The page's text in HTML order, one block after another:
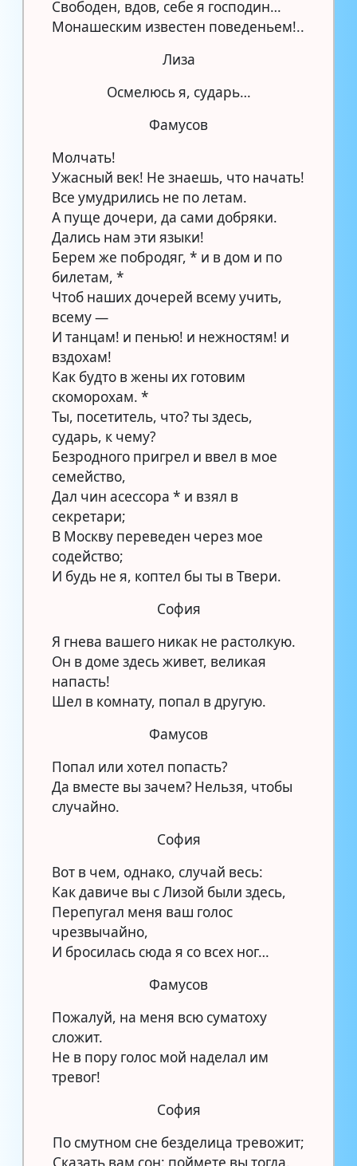
Свободен, вдов, себе я господин…
Монашеским известен поведеньем!..
Лиза
Осмелюсь я, сударь…
Фамусов
Молчать!
Ужасный век! Не знаешь, что начать!
Все умудрились не по летам.
А пуще дочери, да сами добряки.
Дались нам эти языки!
Бepeм же побродяг, * и в дом и по
билетам, *
Чтоб наших дочерей всему учить,
всему —
И танцам! и пенью! и нежностям! и
вздохам!
Как будто в жены их готовим
скоморохам. *
Ты, посетитель, что? ты здесь,
сударь, к чему?
Безродного пригрел и ввел в мое
семейство,
Дал чин асессора * и взял в
секретари;
В Москву переведен через мое
содейство;
И будь не я, коптел бы ты в Твери.
София
Я гнева вашего никак не растолкую.
Он в доме здесь живет, великая
напасть!
Шел в комнату, попал в другую.
Фамусов
Попал или хотел попасть?
Да вместе вы зачем? Нельзя, чтобы
случайно.
София
Вот в чем, однако, случай весь:
Как давиче вы с Лизой были здесь,
Перепугал меня ваш голос
чрезвычайно,
И бросилась сюда я со всех ног…
Фамусов
Пожалуй, на меня всю суматоху
сложит.
Не в пору голос мой наделал им
тревог!
София
По смутном сне безделица тревожит;